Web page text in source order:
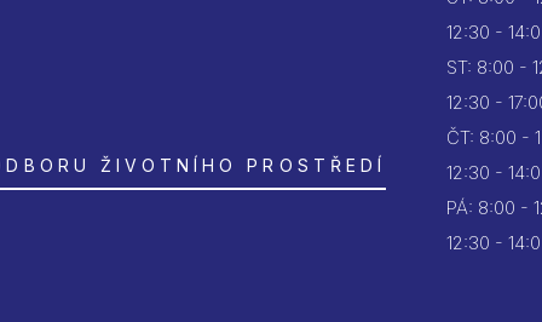
ŽIVOTNÍHO PROSTŘEDÍ
12:30 -
ST: 8:00 -
12:30 -
ČT: 8:00 -
12:30 -
PÁ: 8:00 -
12:30 -